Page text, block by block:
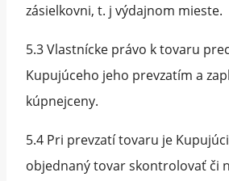
zásielkovni, t. j výdajnom mieste.
5.3 Vlastnícke právo k tovaru
Kupujúceho jeho prevzatím a
kúpnejceny.
5.4 Pri prevzatí tovaru je
objednaný tovar skontrolovať či